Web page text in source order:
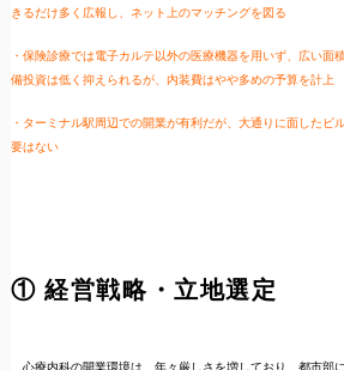
きるだけ多く広報し、ネット上のマッチングを図る
・保険診療では電子カルテ以外の医療機器を用いず、広い面
備投資は低く抑えられるが、内装費はやや多めの予算を計上
・ターミナル駅周辺での開業が有利だが、大通りに面したビ
要はない
① 経営戦略・立地選定
心療内科の開業環境は、年々厳しさを増しており、都市部